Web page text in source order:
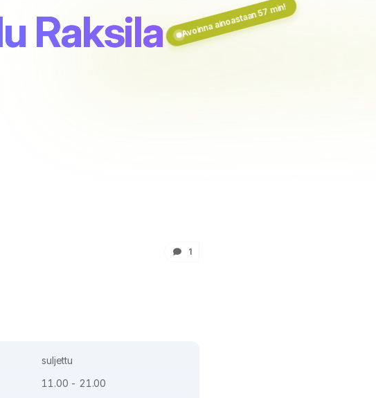
Raksila Avoinna ainoastaan 57 min!
1
suljettu
11.00 - 21.00